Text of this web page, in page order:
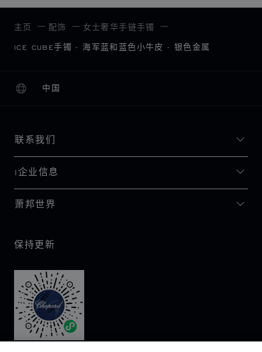
主页 配饰 女士奢华手链手镯
ICE CUBE手镯 - 海军蓝和蓝色小牛皮 - 银色金属
中国
本地化（更改国家/地区）
更改国家/地区
联系我们
I企业信息
萧邦世界
保持更新